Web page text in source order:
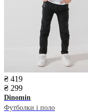
₴ 419
₴ 299
Dinomin
Футболки і поло